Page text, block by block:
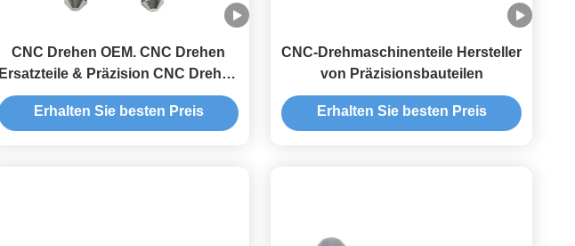
CNC Drehen OEM. CNC Drehen
Ersatzteile & Präzision CNC Drehen
Komponenten
Erhalten Sie besten Preis
CNC-Drehmaschinenteile Hersteller
von Präzisionsbauteilen
Erhalten Sie besten Preis